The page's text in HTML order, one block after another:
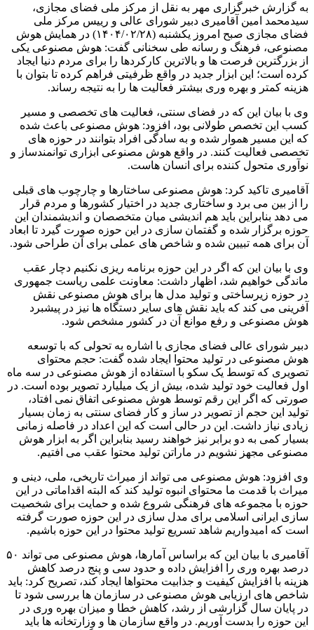
به گزارش خبرگزاری مهر به نقل از مرکز ملی فضای مجازی،
سیدمحمد امین آقامیری دبیر شورای عالی و رییس مرکز ملی
فضای مجازی صبح امروز یکشنبه (۱۴۰۴/۰۲/۲۸) در همایش هوش
مصنوعی، فرهنگ و رسانه طی سخنانی گفت: هوش مصنوعی یکی
از بزرگترین فرصت ها و بالاترین کارکردها را برای مردم دنیا ایجاد
کرده است؛ این ابزار جدید در واقع ظرفیتی فراهم کرده تا بتوان با
هزینه کمتر و بهره وری بیشتر فعالیت ها را به نتیجه رساند.
وی با بیان این که در فضای سنتی، فعالیت های تخصصی و مسیر
کسب این تخصص طولانی بود، افزود: هوش مصنوعی باعث شده
که این مسیر هموار شده و به سادگی افراد بتوانند در حوزه های
تخصصی فعالیت کنند. در واقع هوش مصنوعی ابزاری توانمندساز و
نوآوری متحول کننده برای انسان هاست.
آقامیری تاکید کرد: هوش مصنوعی ساختارها و چارچوب های قبلی
را از بین می برد و ساختاری جدید در اختیار کشورها و مردم قرار
می دهد بنابراین باید هم اندیشی میان متخصصان و اندیشمندان این
حوزه برگزار شده و گفتمان سازی در این حوزه صورت گیرد تا ابعاد
آن برای همه تبیین شده و شاخص های عملی برای آن طراحی شود.
وی با بیان این که اگر در این حوزه برنامه ریزی نکنیم دچار عقب
ماندگی خواهیم شد، اظهار داشت: معاونت علمی ریاست جمهوری
در حوزه زیرساختی و تولید مدل ها برای هوش مصنوعی نقش
آفرینی می کند که باید نقش های سایر دستگاه ها نیز در پیشبرد
هوش مصنوعی و رفع موانع آن در کشور مشخص شود.
دبیر شورای عالی فضای مجازی با اشاره به تحولی که با توسعه
هوش مصنوعی در تولید محتوا ایجاد شده گفت: حجم محتوای
تصویری که توسط یک سکو با استفاده از هوش مصنوعی در سه ماه
اول فعالیت خود تولید شده، بیش از یک میلیارد تصویر بوده است. در
صورتی که اگر این رقم توسط هوش مصنوعی اتفاق نمی افتاد،
تولید این حجم از تصویر در ساز و کار فضای سنتی به زمان بسیار
زیادی نیاز داشت. این در حالی است که این اعداد در فاصله زمانی
بسیار کمی به دو برابر نیز خواهند رسید بنابراین اگر به ابزار هوش
مصنوعی مجهز نشویم در ماراتن تولید محتوا عقب می افتیم.
وی افزود: هوش مصنوعی می تواند از میراث تاریخی، ملی، دینی و
میراث با قدمت ما محتوای انبوه تولید کند که البته اقداماتی در این
حوزه با مجموعه های فرهنگی شروع شده و حمایت برای شخصیت
سازی ایرانی اسلامی برای مدل سازی در این حوزه صورت گرفته
است که امیدواریم شاهد تسریع تولید محتوا در این حوزه باشیم.
آقامیری با بیان این که براساس آمارها، هوش مصنوعی می تواند ۵۰
درصد بهره وری را افزایش داده و حدود سی و پنج درصد کاهش
هزینه با افزایش کیفیت و جذابیت محتواها ایجاد کند، تصریح کرد: باید
شاخص های ارزیابی هوش مصنوعی در سازمان ها بررسی شود تا
در پایان سال گزارشی از رشد، کاهش خطا و میزان بهره وری در
این حوزه را بدست آوریم. در واقع سازمان ها و وزارتخانه ها باید